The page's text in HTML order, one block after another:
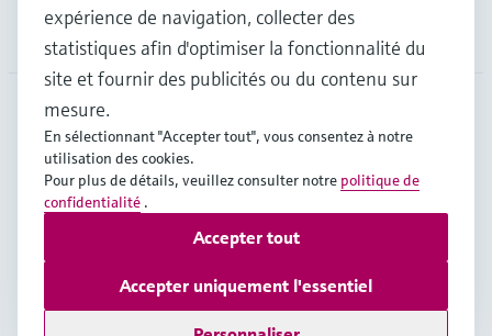
Société
CAN•Français
Copyright © Endress+Hauser Group Services AG
Conditions d'utilisation
Politique de protection des données
Conditions générales de vente
expérience de navigation, collecter des
statistiques afin d'optimiser la fonctionnalité du
site et fournir des publicités ou du contenu sur
mesure.
En sélectionnant "Accepter tout", vous consentez à notre
utilisation des cookies.
Pour plus de détails, veuillez consulter notre politique de
confidentialité .
Accepter uniquement l'essentiel
Accepter tout